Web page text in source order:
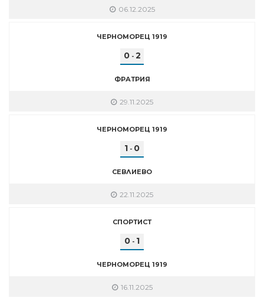
06.12.2025
ЧЕРНОМОРЕЦ 1919
0- 2
ФРАТРИЯ
29.11.2025
ЧЕРНОМОРЕЦ 1919
1 - 0
СЕВЛИЕВО
22.11.2025
СПОРТИСТ
0 - 1
ЧЕРНОМОРЕЦ 1919
16.11.2025